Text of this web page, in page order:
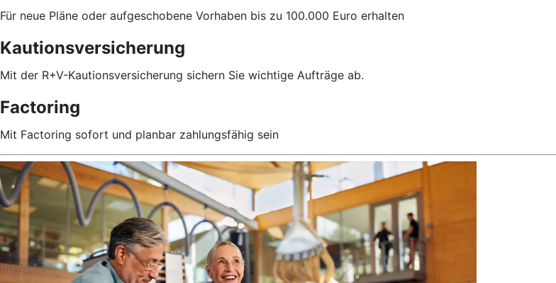
Für neue Pläne oder aufgeschobene Vorhaben bis zu 100.000 Euro erhalten
Kautionsversicherung
Mit der R+V-Kautionsversicherung sichern Sie wichtige Aufträge ab.
Factoring
Mit Factoring sofort und planbar zahlungsfähig sein